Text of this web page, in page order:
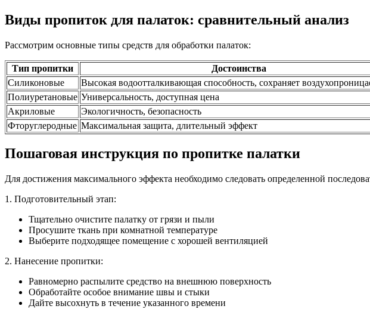
Виды пропиток для палаток: сравнительный анализ
Рассмотрим основные типы средств для обработки палаток:
Тип пропитки Достоинства
Силиконовые
Высокая водоотталкивающая способность, сохраняет
Полиуретановые Универсальность, доступная цена
Акриловые
Экологичность, безопасность
Фторуглеродные Максимальная защита, длительный эффект
Пошаговая инструкция по пропитке палатки
Для достижения максимального эффекта необходимо следовать определенной
1. Подготовительный этап:
Тщательно очистите палатку от грязи и пыли
Просушите ткань при комнатной температуре
Выберите подходящее помещение с хорошей вентиляцией
2. Нанесение пропитки:
Равномерно распылите средство на внешнюю поверхность
Обработайте особое внимание швы и стыки
Дайте высохнуть в течение указанного времени